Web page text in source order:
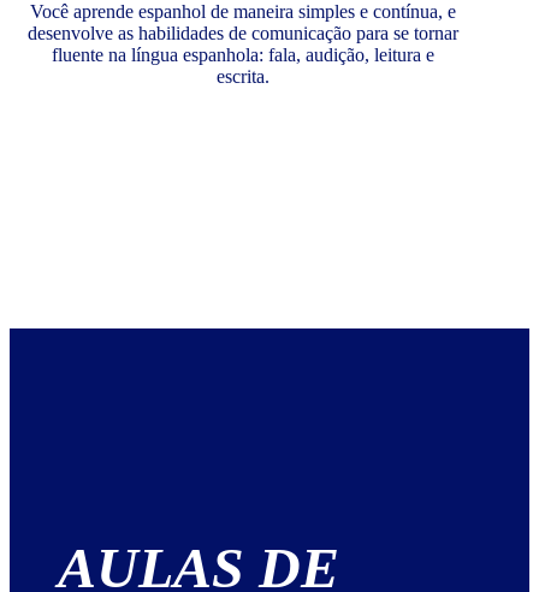
Você aprende espanhol de maneira simples e contínua, e
desenvolve as habilidades de comunicação para se tornar
fluente na língua espanhola: fala, audição, leitura e
escrita.
AULAS DE